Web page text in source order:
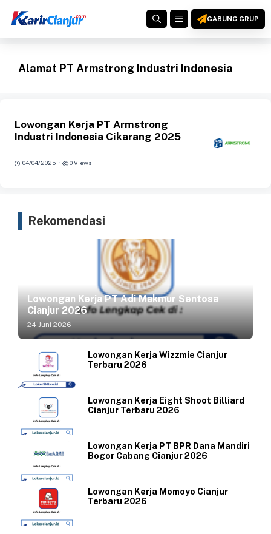
MENUGABUNG GRUP
Alamat PT Armstrong Industri Indonesia
Lowongan Kerja PT Armstrong
Industri Indonesia Cikarang 2025
04/04/2025 · 0 Views
Rekomendasi
Lowongan Kerja PT Adi Makmur Sentosa
Cianjur 2026
24 Juni 2026
Lowongan Kerja Wizzmie Cianjur
Terbaru 2026
Lowongan Kerja Eight Shoot Billiard
Cianjur Terbaru 2026
Lowongan Kerja PT BPR Dana Mandiri
Bogor Cabang Cianjur 2026
Lowongan Kerja Momoyo Cianjur
Terbaru 2026